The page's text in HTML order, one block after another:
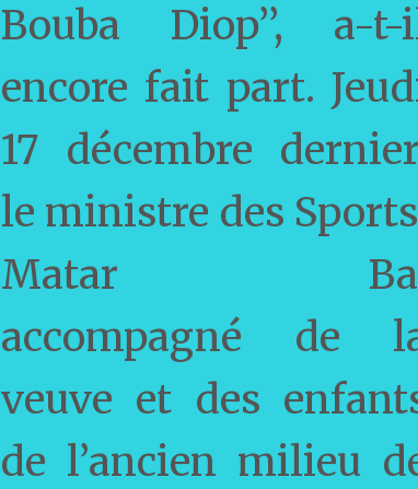
Bouba Diop’’, a-t-
encore fait part.
17 décembre
le ministre des
Matar
accompagné de
veuve et des
de l’ancien milieu